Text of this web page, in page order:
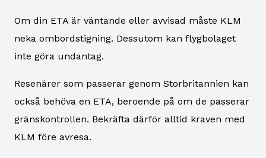
Om din ETA är väntande eller avvisad måste KLM
neka ombordstigning. Dessutom kan flygbolaget
inte göra undantag.
Resenärer som passerar genom Storbritannien kan
också behöva en ETA, beroende på om de passerar
gränskontrollen. Bekräfta därför alltid kraven med
KLM före avresa.